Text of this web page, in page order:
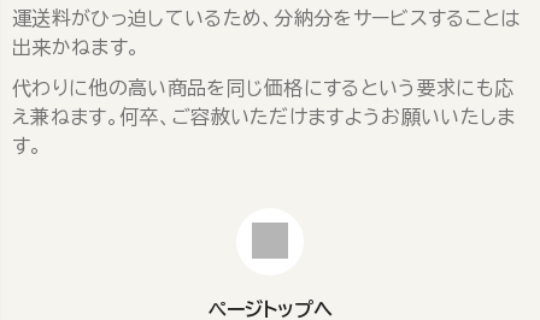
運送料がひっ迫しているため、分納分をサービスすることは
出来かねます。
代わりに他の高い商品を同じ価格にするという要求にも応
え兼ねます。何卒、ご容赦いただけますようお願いいたしま
す。
ページトップへ